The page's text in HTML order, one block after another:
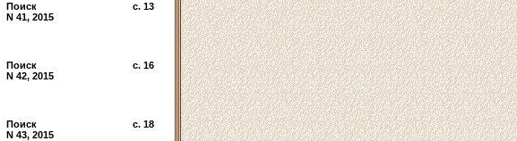
Поиск
N 41, 2015
c. 13
Поиск
N 42, 2015
c. 16
Поиск
N 43, 2015
c. 18